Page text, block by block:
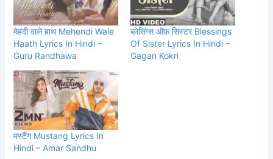
मेहंदी वाले हाथ Mehendi Wale
Haath Lyrics In Hindi –
Guru Randhawa
ब्लेसिंग्स ऑफ़ सिस्टर Blessings
Of Sister Lyrics In Hindi –
Gagan Kokri
मस्टैंग Mustang Lyrics In
Hindi – Amar Sandhu